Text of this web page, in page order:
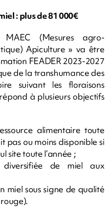
: plus de 81 000€
(Mesures agro-
Apiculture » va être
FEADER 2023-2027
de la transhumance des
suivant les floraisons
à plusieurs objectifs
alimentaire toute
pas ou moins disponible si
site toute l’année ;
de miel aux
miel sous signe de qualité